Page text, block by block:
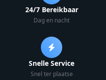
24/7 Bereikbaar
Dag en nacht
Snelle Service
Snel ter plaatse